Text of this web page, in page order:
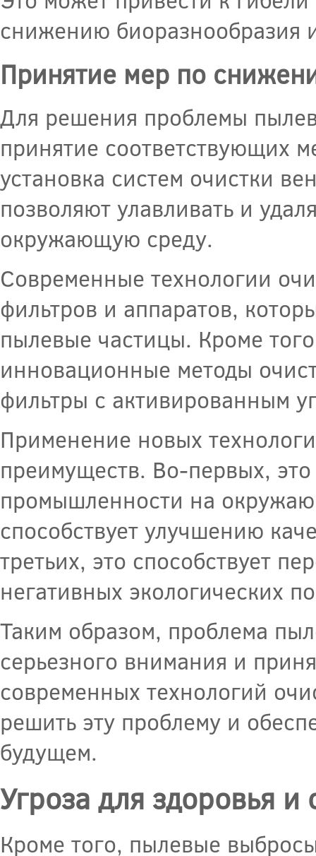
снижению биоразнообразия
Принятие мер по
Для решения проблемы
принятие соответствующих
установка систем очистки
позволяют улавливать и
окружающую среду.
Современные технологии
фильтров и аппаратов,
пылевые частицы. Кроме
инновационные методы
фильтры с активированным
Применение новых
преимуществ. Во-первых,
промышленности на
способствует улучшению
третьих, это способствует
негативных экологических
Таким образом, проблема
серьезного внимания и
современных технологий
решить эту проблему и
будущем.
Угроза для здоровья
Кроме того, пылевые